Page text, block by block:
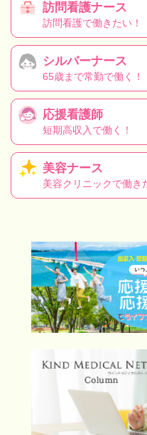
訪問看護ナース
訪問看護で働きたい！
シルバーナース
65歳まで常勤で働く！
応援看護師
短期高収入で働く！
美容ナース
美容クリニックで働き